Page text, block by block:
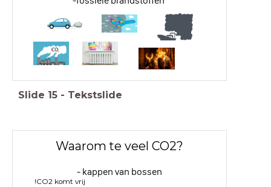
Slide 15 - Tekstslide
Waarom te veel CO2?
- kappen van bossen
!CO2 komt vrij